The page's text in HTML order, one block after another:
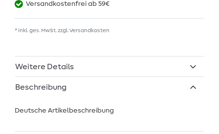
Versandkostenfrei ab 59€
* inkl. ges. MwSt. zzgl.Versandkosten
Weitere Details
Beschreibung
Deutsche Artikelbeschreibung